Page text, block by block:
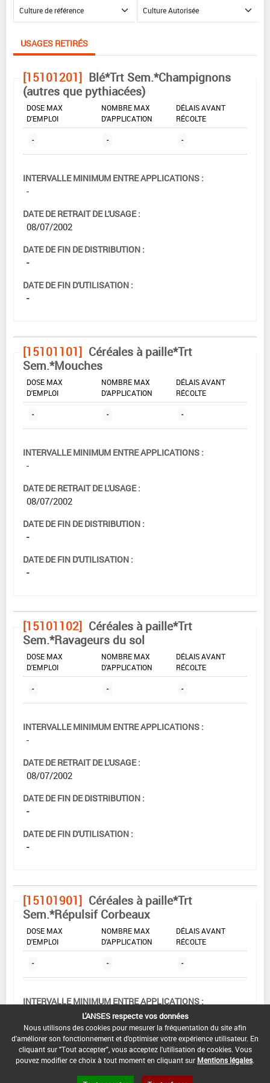
USAGES RETIRÉS
[15101201] Blé*Trt Sem.*Champignons
(autres que pythiacées)
DOSE MAX
D'EMPLOI
NOMBRE MAX
D'APPLICATION
DÉLAIS AVANT
RÉCOLTE
- - -
INTERVALLE MINIMUM ENTRE APPLICATIONS :
-
DATE DE RETRAIT DE L'USAGE :
08/07/2002
DATE DE FIN DE DISTRIBUTION :
-
DATE DE FIN D'UTILISATION :
-
[15101101] Céréales à paille*Trt
Sem.*Mouches
DOSE MAX
D'EMPLOI
NOMBRE MAX
D'APPLICATION
DÉLAIS AVANT
RÉCOLTE
- - -
INTERVALLE MINIMUM ENTRE APPLICATIONS :
-
DATE DE RETRAIT DE L'USAGE :
08/07/2002
DATE DE FIN DE DISTRIBUTION :
-
DATE DE FIN D'UTILISATION :
-
[15101102] Céréales à paille*Trt
Sem.*Ravageurs du sol
DOSE MAX
D'EMPLOI
NOMBRE MAX
D'APPLICATION
DÉLAIS AVANT
RÉCOLTE
- - -
INTERVALLE MINIMUM ENTRE APPLICATIONS :
-
DATE DE RETRAIT DE L'USAGE :
08/07/2002
DATE DE FIN DE DISTRIBUTION :
-
DATE DE FIN D'UTILISATION :
-
[15101901] Céréales à paille*Trt
Sem.*Répulsif Corbeaux
DOSE MAX
D'EMPLOI
NOMBRE MAX
D'APPLICATION
DÉLAIS AVANT
RÉCOLTE
- - -
INTERVALLE MINIMUM ENTRE APPLICATIONS :
DATE DE RETRAIT DE L'USAGE :
08/07/2002
L'ANSES respecte vos données
Nous utilisons des cookies pour mesurer la fréquentation du site afin
d'améliorer son fonctionnement et d'optimiser votre expérience utilisateur. En
cliquant sur "Tout accepter", vous acceptez l'utilisation de cookies. Vous
pouvez modifier ce choix à tout moment en cliquant sur Mentions légales